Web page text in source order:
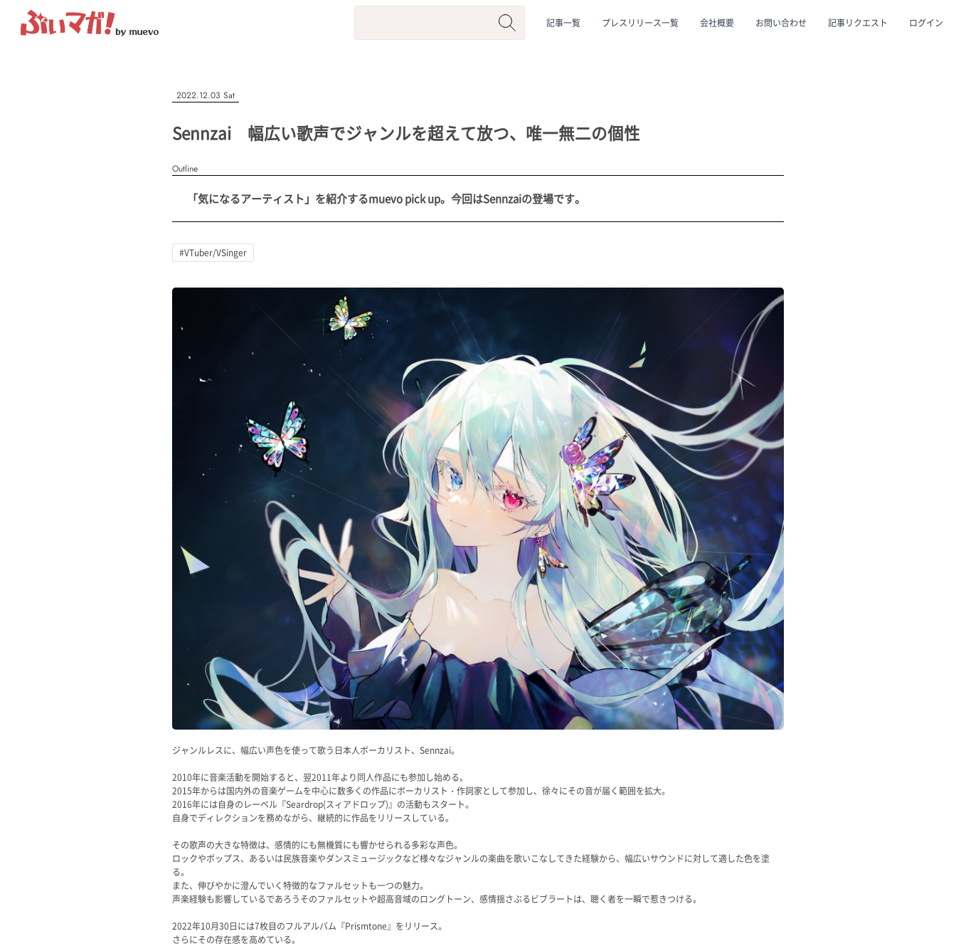
記事一覧 プレスリリース一覧 会社概要 お問い合わせ 記事リクエスト ログイン
#女性 #バ美肉 #男の娘 #獣系 #動物系 #企業公式 #個人勢 #Vtuberグループ
“推しへの応援を形にする”VTuber専門メディア
2022.12.03 Sat
Sennzai 幅広い歌声でジャンルを超えて放つ、唯一無二の個性
Outline
「気になるアーティスト」を紹介するmuevo pick up。今回はSennzaiの登場です。
#VTuber/VSinger
ジャンルレスに、幅広い声色を使って歌う日本人ボーカリスト、Sennzai。
2010年に音楽活動を開始すると、翌2011年より同人作品にも参加し始める。
2015年からは国内外の音楽ゲームを中心に数多くの作品にボーカリスト・作詞家として参加し、徐々にその音が届く範囲を拡大。
2016年には自身のレーベル『Seardrop(スィアドロップ)』の活動もスタート。
自身でディレクションを務めながら、継続的に作品をリリースしている。
その歌声の大きな特徴は、感情的にも無機質にも響かせられる多彩な声色。
ロックやポップス、あるいは民族音楽やダンスミュージックなど様々なジャンルの楽曲を歌いこなしてきた経験から、幅広いサウンドに対して適した色を塗
る。
また、伸びやかに澄んでいく特徴的なファルセットも一つの魅力。
声楽経験も影響しているであろうそのファルセットや超高音域のロングトーン、感情揺さぶるビブラートは、聴く者を一瞬で惹きつける。
2022年10月30日には7枚目のフルアルバム『Prismtone』をリリース。
さらにその存在感を高めている。